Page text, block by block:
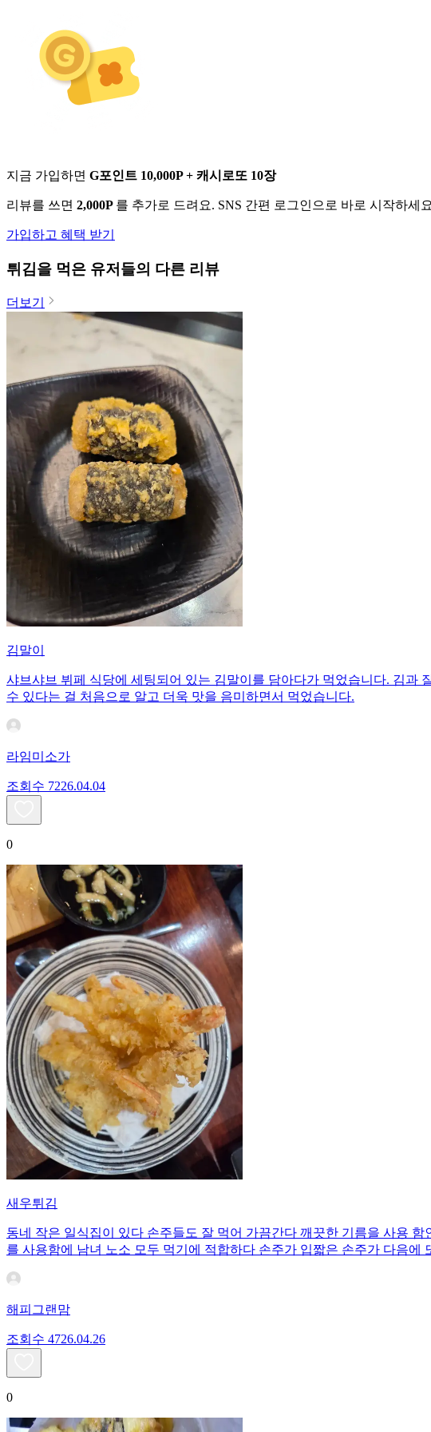
지금 가입하면 G포인트 10,000P + 캐시로또 10장
리뷰를 쓰면 2,000P 를 추가로 드려요. SNS 간편 로그인으로 바로 시작하세
가입하고 혜택 받기
튀김을 먹은 유저들의 다른 리뷰
더보기
김말이
샤브샤브 뷔페 식당에 세팅되어 있는 김말이를 담아다가 먹었습니다. 김과
수 있다는 걸 처음으로 알고 더욱 맛을 음미하면서 먹었습니다.
라임미소가
조회수 7226.04.04
0
새우튀김
동네 작은 일식집이 있다 손주들도 잘 먹어 가끔간다 깨끗한 기름을 사용
를 사용함에 남녀 노소 모두 먹기에 적합하다 손주가 입짧은 손주가 다음에
해피그랜맘
조회수 4726.04.26
0